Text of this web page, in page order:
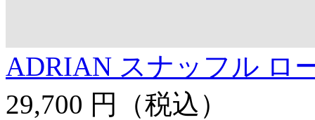
ADRIAN スナッフル ロ
29,700 円
（税込）